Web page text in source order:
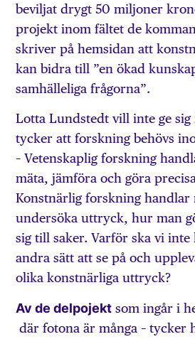
beviljat drygt 50 miljoner
projekt inom fältet de
skriver på hemsidan att
kan bidra till ”en ökad
samhälleliga frågorna”.
Lotta Lundstedt vill inte ge
tycker att forskning behövs
– Vetenskaplig forskning
mäta, jämföra och göra
Konstnärlig forskning handlar
undersöka uttryck, hur man
sig till saker. Varför ska vi
andra sätt att se på och
olika konstnärliga uttryck?
Av de delpojekt som ingår i
där fotona är många – tycker